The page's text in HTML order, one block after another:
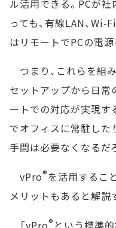
ル活用できる。PCが社
っても、有線LAN、Wi-
はリモートでPCの電
つまり、これらを組
セットアップから日常
ートでの対応が実現す
でオフィスに常駐した
手間は必要なくなるだ
vPro®を活用するこ
メリットもあると解説
®